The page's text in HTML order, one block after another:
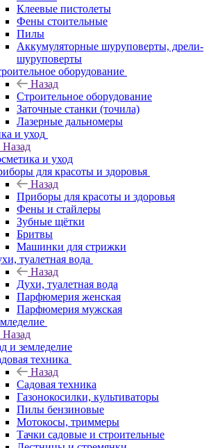
Клеевые пистолеты
Фены стоительные
Пилы
Аккумуляторные шуруповерты, дрели-
шуруповерты
оборудование
Назад
Строительное оборудование
Заточные станки (точила)
Лазерные дальномеры
и уход
Назад
и уход
для красоты и здоровья
Назад
Приборы для красоты и здоровья
Фены и стайлеры
Зубные щётки
Бритвы
Машинки для стрижки
туалетная вода
Назад
Духи, туалетная вода
Парфюмерия женская
Парфюмерия мужская
Назад
и земледелие
техника
Назад
Садовая техника
Газонокосилки, культиваторы
Пилы бензиновые
Мотокосы, триммеры
Тачки садовые и строительные